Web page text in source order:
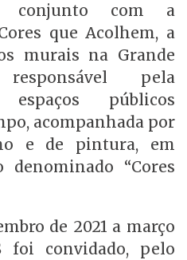
conjunto com a
que Acolhem, a
murais na Grande
pela
públicos
acompanhada por
e de pintura, em
“Cores
de 2021 a março
foi convidado, pelo